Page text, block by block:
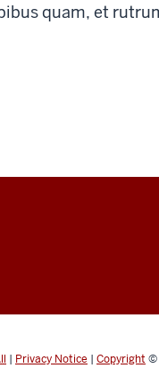
quam, et
| Privacy Notice | Copyright ©